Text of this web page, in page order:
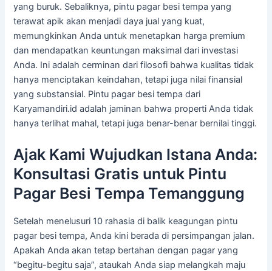
yang buruk. Sebaliknya, pintu pagar besi tempa yang
terawat apik akan menjadi daya jual yang kuat,
memungkinkan Anda untuk menetapkan harga premium
dan mendapatkan keuntungan maksimal dari investasi
Anda. Ini adalah cerminan dari filosofi bahwa kualitas tidak
hanya menciptakan keindahan, tetapi juga nilai finansial
yang substansial. Pintu pagar besi tempa dari
Karyamandiri.id adalah jaminan bahwa properti Anda tidak
hanya terlihat mahal, tetapi juga benar-benar bernilai tinggi.
Ajak Kami Wujudkan Istana Anda:
Konsultasi Gratis untuk Pintu
Pagar Besi Tempa Temanggung
Setelah menelusuri 10 rahasia di balik keagungan pintu
pagar besi tempa, Anda kini berada di persimpangan jalan.
Apakah Anda akan tetap bertahan dengan pagar yang
“begitu-begitu saja”, ataukah Anda siap melangkah maju